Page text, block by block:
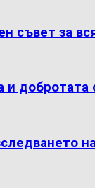
съвет за
и добротата